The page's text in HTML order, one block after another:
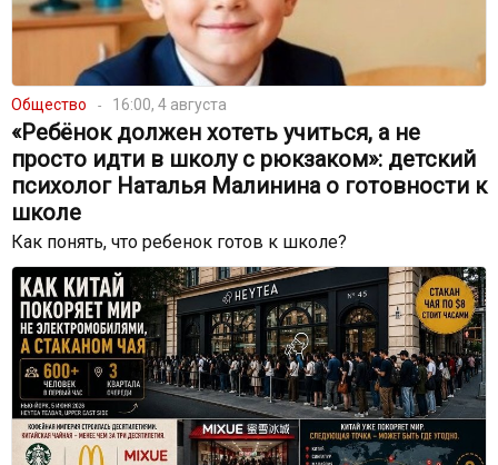
Общество 16:00, 4 августа
«Ребёнок должен хотеть учиться, а не
просто идти в школу с рюкзаком»: детский
психолог Наталья Малинина о готовности к
школе
Как понять, что ребенок готов к школе?